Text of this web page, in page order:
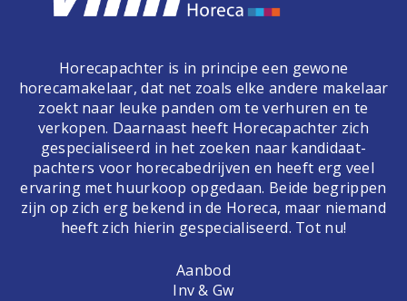
Horecapachter is in principe een gewone
horecamakelaar, dat net zoals elke andere makelaar
zoekt naar leuke panden om te verhuren en te
verkopen. Daarnaast heeft Horecapachter zich
gespecialiseerd in het zoeken naar kandidaat-
pachters voor horecabedrijven en heeft erg veel
ervaring met huurkoop opgedaan. Beide begrippen
zijn op zich erg bekend in de Horeca, maar niemand
heeft zich hierin gespecialiseerd. Tot nu!
Aanbod
Inv & Gw